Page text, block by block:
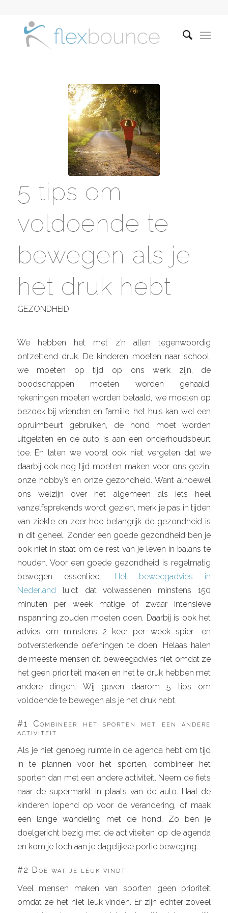
5 tips om
voldoende te
bewegen als je
het druk hebt
GEZONDHEID
We hebben het met z’n allen tegenwoordig
ontzettend druk. De kinderen moeten naar school,
we moeten op tijd op ons werk zijn, de
boodschappen moeten worden gehaald,
rekeningen moeten worden betaald, we moeten op
bezoek bij vrienden en familie, het huis kan wel een
opruimbeurt gebruiken, de hond moet worden
uitgelaten en de auto is aan een onderhoudsbeurt
toe. En laten we vooral ook niet vergeten dat we
daarbij ook nog tijd moeten maken voor ons gezin,
onze hobby’s en onze gezondheid. Want alhoewel
ons welzijn over het algemeen als iets heel
vanzelfsprekends wordt gezien, merk je pas in tijden
van ziekte en zeer hoe belangrijk de gezondheid is
in dit geheel. Zonder een goede gezondheid ben je
ook niet in staat om de rest van je leven in balans te
houden. Voor een goede gezondheid is regelmatig
bewegen essentieel. Het beweegadvies in
Nederland luidt dat volwassenen minstens 150
minuten per week matige of zwaar intensieve
inspanning zouden moeten doen. Daarbij is ook het
advies om minstens 2 keer per week spier- en
botversterkende oefeningen te doen. Helaas halen
de meeste mensen dit beweegadvies niet omdat ze
het geen prioriteit maken en het te druk hebben met
andere dingen. Wij geven daarom 5 tips om
voldoende te bewegen als je het druk hebt.
#1 Combineer het sporten met een andere
activiteit
Als je niet genoeg ruimte in de agenda hebt om tijd
in te plannen voor het sporten, combineer het
sporten dan met een andere activiteit. Neem de fiets
naar de supermarkt in plaats van de auto. Haal de
kinderen lopend op voor de verandering, of maak
een lange wandeling met de hond. Zo ben je
doelgericht bezig met de activiteiten op de agenda
en kom je toch aan je dagelijkse portie beweging.
#2 Doe wat je leuk vindt
Veel mensen maken van sporten geen prioriteit
omdat ze het niet leuk vinden. Er zijn echter zoveel